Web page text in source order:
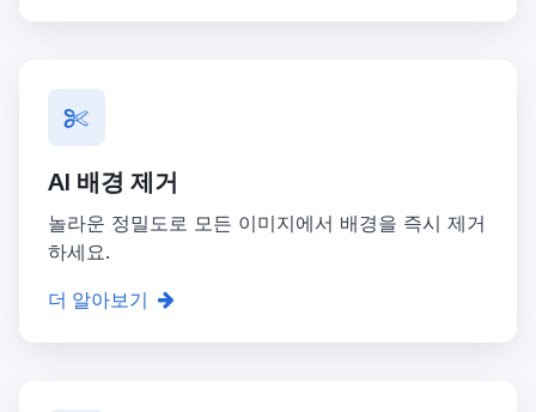
AI 배경 제거
놀라운 정밀도로 모든 이미지에서 배경을 즉시 제거
하세요.
더 알아보기